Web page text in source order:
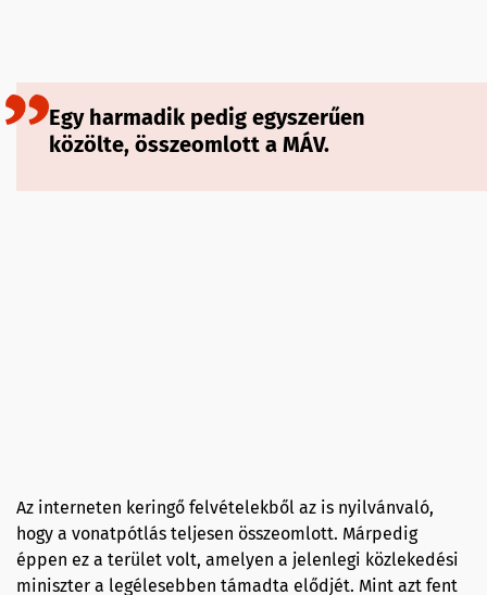
Egy harmadik pedig egyszerűen
közölte, összeomlott a MÁV.
Az interneten keringő felvételekből az is nyilvánvaló,
hogy a vonatpótlás teljesen összeomlott. Márpedig
éppen ez a terület volt, amelyen a jelenlegi közlekedési
miniszter a legélesebben támadta elődjét. Mint azt fent